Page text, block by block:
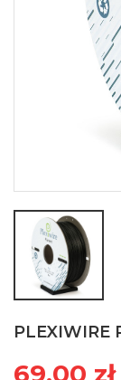
PLEXIWIRE
69,00 zł